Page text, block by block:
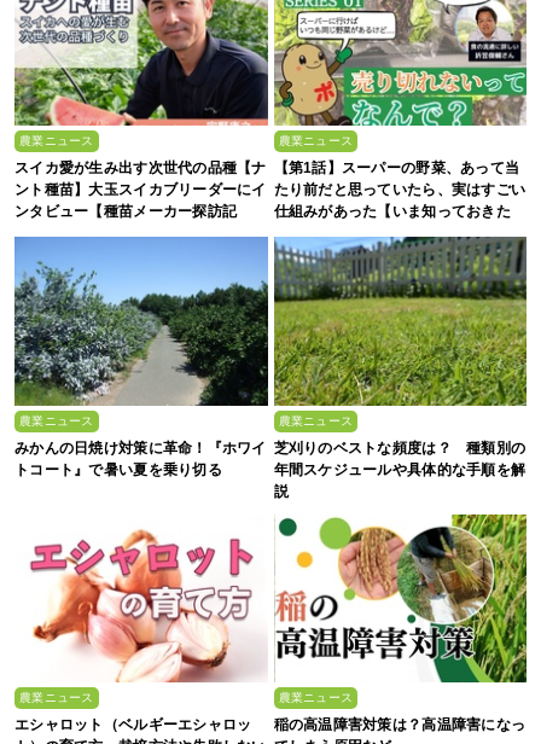
農業ニュース
スイカ愛が生み出す次世代の品種【ナ
ント種苗】大玉スイカブリーダーにイ
ンタビュー【種苗メーカー探訪記
Vol.4】
農業ニュース
【第1話】スーパーの野菜、あって当
たり前だと思っていたら、実はすごい
仕組みがあった【いま知っておきた
い、これからの”食”の話】
農業ニュース
みかんの日焼け対策に革命！『ホワイ
トコート』で暑い夏を乗り切る
農業ニュース
芝刈りのベストな頻度は？ 種類別の
年間スケジュールや具体的な手順を解
説
農業ニュース
エシャロット（ベルギーエシャロッ
農業ニュース
稲の高温障害対策は？高温障害になっ